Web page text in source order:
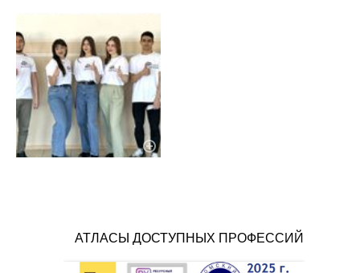
АТЛАСЫ ДОСТУПНЫХ ПРОФЕССИЙ